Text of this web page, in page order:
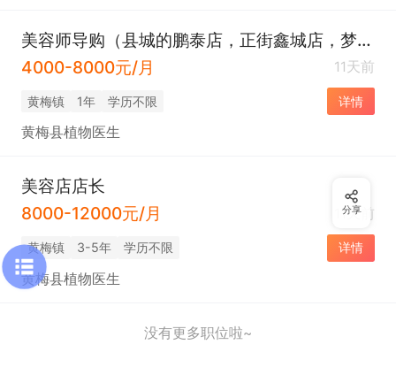
美容师导购（县城的鹏泰店，正街鑫城店，梦想城店，人民大道店）
4000-8000元/月
11天前
黄梅镇 1年 学历不限 详情
黄梅县植物医生
美容店店长
8000-12000元/月
11天前
黄梅镇 3-5年 学历不限 详情
黄梅县植物医生
没有更多职位啦~
分享